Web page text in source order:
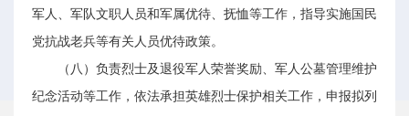
军人、军队文职人员和军属优待、抚恤等工作，指导实施国民
党抗战老兵等有关人员优待政策。
（八）负责烈士及退役军人荣誉奖励、军人公墓管理维护
纪念活动等工作，依法承担英雄烈士保护相关工作，申报拟列